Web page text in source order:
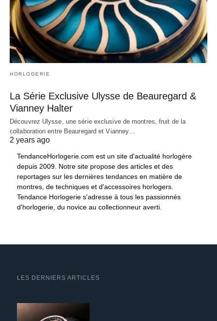
HORLOGERIE
La Série Exclusive Ulysse de Beauregard &
Vianney Halter
Découvrez Ulysse, une série exclusive de montres, fruit de la
collaboration entre Beauregard et Vianney…
2 years ago
TendanceHorlogerie.com est un site d'actualité horlogère
depuis 2009. Notre site propose des articles et des
reportages sur les dernières tendances en matière de
montres, de techniques et d'accessoires horlogers.
Tendance Horlogerie s'adresse à tous les passionnés
d'horlogerie, du novice au collectionneur averti.
LES DERNIERS ARTICLES